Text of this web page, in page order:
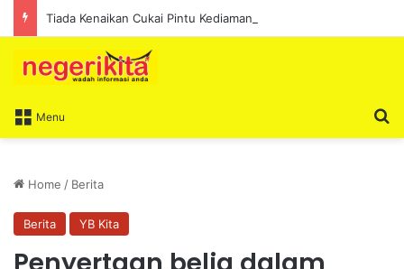
Menu
Home / Berita
Berita YB Kita